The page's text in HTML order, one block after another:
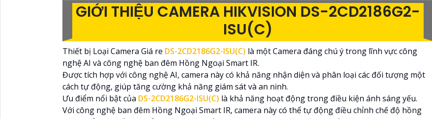
GIỚI THIỆU CAMERA HIKVISION DS-2CD2186G2-
ISU(C)
Thiết bị Loại Camera Giá re DS-2CD2186G2-ISU(C) là một Camera đáng chú ý trong lĩnh vực công
nghệ AI và công nghệ ban đêm Hồng Ngoại Smart IR.
Được tích hợp với công nghệ AI, camera này có khả năng nhận diện và phân loại các đối tượng một
cách tự động, giúp tăng cường khả năng giám sát và an ninh.
Ưu điểm nổi bật của DS-2CD2186G2-ISU(C) là khả năng hoạt động trong điều kiện ánh sáng yếu.
Với công nghệ ban đêm Hồng Ngoại Smart IR, camera này có thể tự động điều chỉnh chế độ hồng